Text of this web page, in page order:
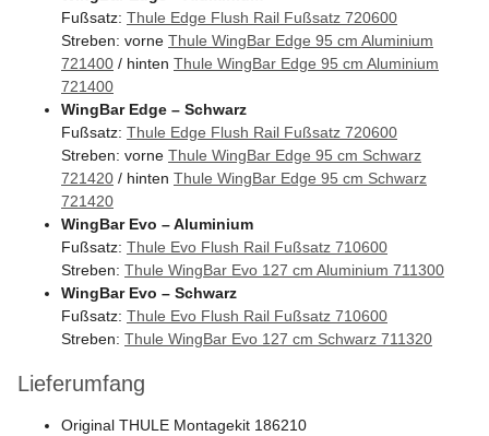
Fußsatz: Thule Edge Flush Rail Fußsatz 720600
Streben: vorne Thule WingBar Edge 95 cm Aluminium
721400 / hinten Thule WingBar Edge 95 cm Aluminium
721400
WingBar Edge – Schwarz
Fußsatz: Thule Edge Flush Rail Fußsatz 720600
Streben: vorne Thule WingBar Edge 95 cm Schwarz
721420 / hinten Thule WingBar Edge 95 cm Schwarz
721420
WingBar Evo – Aluminium
Fußsatz: Thule Evo Flush Rail Fußsatz 710600
Streben: Thule WingBar Evo 127 cm Aluminium 711300
WingBar Evo – Schwarz
Fußsatz: Thule Evo Flush Rail Fußsatz 710600
Streben: Thule WingBar Evo 127 cm Schwarz 711320
Lieferumfang
Original THULE Montagekit 186210